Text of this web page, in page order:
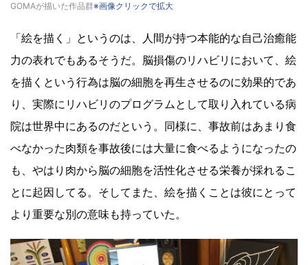
GOMAが描いた作品群※画像クリックで拡大
「絵を描く」というのは、人間が持つ本能的な自己治癒能
力の表れでもあるそうだ。脳損傷のリハビリにおいて、絵
を描くという行為は脳の細胞を再生させるのに効果的であ
り、実際にリハビリのプログラムとして取り入れている病
院は世界中にあるのだという。同様に、事故前はあまり食
べなかった肉類を事故後には大量に食べるようになったの
も、やはり肉から脳の細胞を活性化させる栄養が採れるこ
とに起因してる。そしてまた、絵を描くことは彼にとって
より重要な別の意味も持っていた。